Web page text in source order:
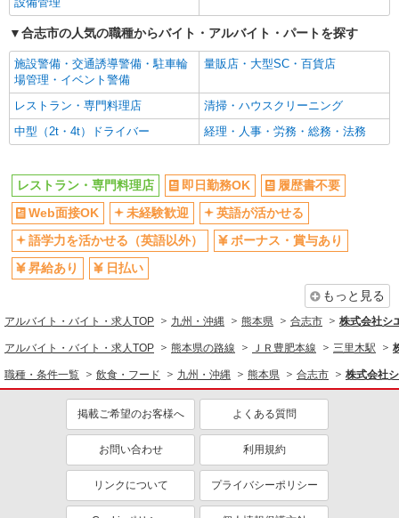
合志市の人気の職種からバイト・アルバイト・パートを探す
施設警備・交通誘導警備・駐車輪
場管理・イベント警備
量販店・大型SC・百貨店
レストラン・専門料理店
清掃・ハウスクリーニング
中型（2t・4t）ドライバー
経理・人事・労務・総務・法務
レストラン・専門料理店 即日勤務OK
履歴書不要
Web面接OK
未経験歓迎
英語が活かせる
語学力を活かせる（英語以外）
ボーナス・賞与あり
昇給あり
日払い
もっと見る
アルバイト・バイト・求人TOP 九州・沖縄 熊本県 合志市 株式会社シ
アルバイト・バイト・求人TOP 熊本県の路線 ＪＲ豊肥本線 三里木駅
職種・条件一覧 飲食・フード 九州・沖縄 熊本県 合志市 株式会社
掲載ご希望のお客様へ よくある質問
お問い合わせ 利用規約
リンクについて プライバシーポリシー